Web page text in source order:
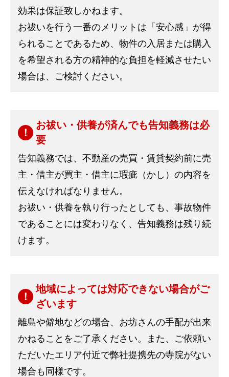
効果は保証致しかねます。
お祓いを行う一番のメリットは「安心感」が得
られることであるため、物件の入居または購入
を希望される方の精神的な負担を軽減させたい
場合は、ご検討ください。
お祓い・供養が済んでも告知義務は必
要
告知義務では、不動産の売買・賃貸契約前に売
主・借主が買主・借主に瑕疵（かし）の内容を
伝えなければなりません。
お祓い・供養を執り行ったとしても、事故物件
であることには変わりなく、告知義務は残り続
けます。
地域によっては対応できない場合がご
ざいます
離島や僻地などの場合、お坊さんの手配が出来
かねることをご了承ください。また、ご依頼い
ただいたエリア付近で弊社提携先の寺院がない
場合も同様です。